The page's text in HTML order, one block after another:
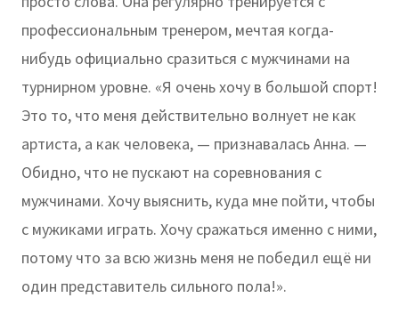
профессиональным тренером, мечтая когда-
нибудь официально сразиться с мужчинами на
турнирном уровне. «Я очень хочу в большой спорт!
Это то, что меня действительно волнует не как
артиста, а как человека, — признавалась Анна. —
Обидно, что не пускают на соревнования с
мужчинами. Хочу выяснить, куда мне пойти, чтобы
с мужиками играть. Хочу сражаться именно с ними,
потому что за всю жизнь меня не победил ещё ни
один представитель сильного пола!».